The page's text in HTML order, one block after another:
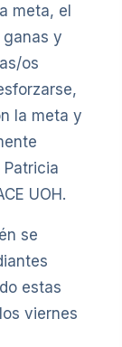
meta, el
ganas y
os
la meta y
Patricia
UOH.
se
estas
viernes